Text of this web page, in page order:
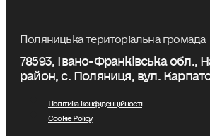
Поляницька територіальна громада
78593, Івано-Франківська обл.,
район, с. Поляниця, вул.
Політика конфіденційності
Cookie Policy